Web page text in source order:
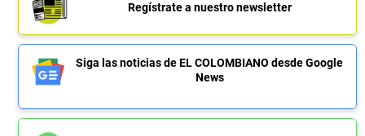
Regístrate a nuestro newsletter
Siga las noticias de EL COLOMBIANO desde Google
News